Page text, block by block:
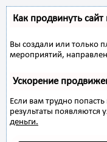
Как продвинуть
Вы создали или только
мероприятий,
Ускорение
Если вам трудно
результаты появляются
деньги.